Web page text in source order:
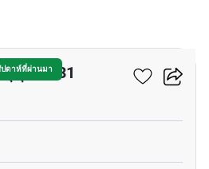
ปดาห์ที่ผ่านมา
ขุมวิท 31